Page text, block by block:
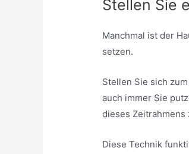
Stellen Sie
Manchmal ist der
setzen.
Stellen Sie sich
auch immer Sie
dieses Zeitrahmens
Diese Technik